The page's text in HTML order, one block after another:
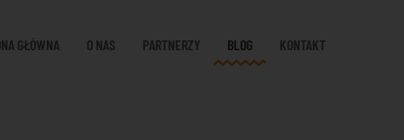
GŁÓWNA O NAS PARTNERZY BLOG KONTAKT